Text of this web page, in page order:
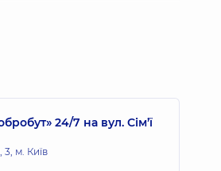
24/7 на вул. Сім’ї
м. Київ